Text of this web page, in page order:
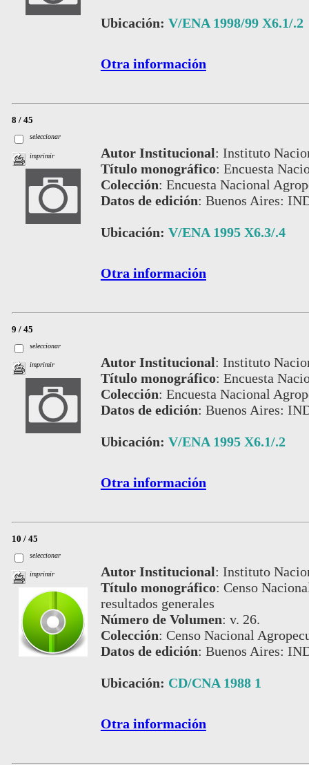
Ubicación: V/ENA 1998/99 X6.1/.2
Otra información
8 / 45
seleccionar
imprimir Autor Institucional: Instituto
Título monográfico: Encuesta
Colección: Encuesta Nacional
Datos de edición: Buenos Aires:
Ubicación: V/ENA 1995 X6.3/.4
Otra información
9 / 45
seleccionar
imprimir Autor Institucional: Instituto
Título monográfico: Encuesta
Colección: Encuesta Nacional
Datos de edición: Buenos Aires:
Ubicación: V/ENA 1995 X6.1/.2
Otra información
10 / 45
seleccionar
imprimir Autor Institucional: Instituto
Título monográfico: Censo
resultados generales
Número de Volumen: v. 26.
Colección: Censo Nacional
Datos de edición: Buenos Aires:
Ubicación: CD/CNA 1988 1
Otra información